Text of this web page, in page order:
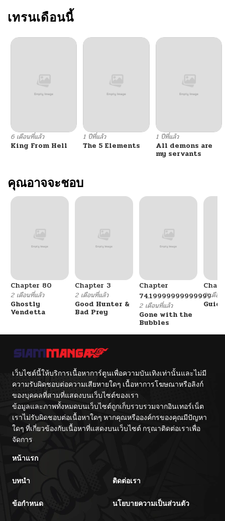
ตอนที่ 50
ตอนที่ 49
ตอนที่ 47 12/10/2024
ตอนที่ 46
ตอนที่ 45 12/10/2024
ตอนที่ 44
ตอนที่ 40 12/10/2024
ตอนที่ 39 12/10/2024
ตอนที่ 37 12/10/2024
ตอนที่ 37 11/21/2024
ตอนที่ 36 10/06/2024
ตอนที่ 35
ตอนที่ 34
เทรนเดือนนี้
6 เดือนที่แล้ว
King From Hell
1 ปีที่แล้ว
The 5 Elements
1 ปีที่แล้ว
All demons are
my servants
คุณอาจจะชอบ
Chapter 80
2 เดือนที่แล้ว
Ghostly
Vendetta
Chapter 3
2 เดือนที่แล้ว
Good Hunter &
Bad Prey
Chapter
74.19999999999999
2 เดือนที่แล้ว
Gone with the
Bubbles
2 เดือน
เว็บไซต์นี้ให้บริการเนื้อหาการ์ตูนเพื่อความบันเทิงเท่านั้นและไม่มี
ความรับผิดชอบต่อความเสียหายใดๆ เนื้อหาการโฆษณาหรือลิงก์
ของบุคคลที่สามที่แสดงบนเว็บไซต์ของเรา
ข้อมูลและภาพทั้งหมดบนเว็บไซต์ถูกเก็บรวบรวมจากอินเทอร์เน็ต
เราไม่รับผิดชอบต่อเนื้อหาใดๆ หากคุณหรือองค์กรของคุณมีปัญหา
ใดๆ ที่เกี่ยวข้องกับเนื้อหาที่แสดงบนเว็บไซต์ กรุณาติดต่อเราเพื่อ
จัดการ
หน้าแรก
บทนำ ติดต่อเรา
ข้อกำหนด นโยบายความเป็นส่วนตัว